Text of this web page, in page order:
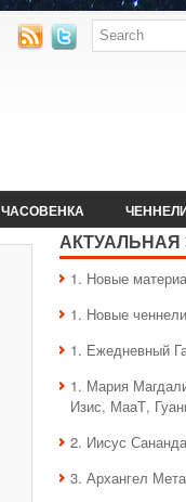
ЧАСОВЕНКА
АКТУАЛЬНАЯ
1. Hовые
1. Hовые
1. Ежедневный
1. Мария
Изис, МааТ,
2. Иисус Сананда
3. Архангел